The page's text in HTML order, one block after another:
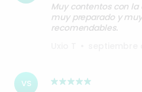
Muy contentos con
muy preparado y
recomendables.
VS